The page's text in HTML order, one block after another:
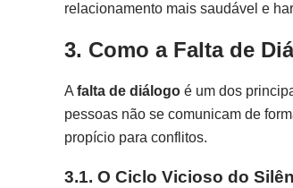
relacionamento mais saudável e
3. Como a Falta de
A falta de diálogo é um dos
pessoas não se comunicam de
propício para conflitos.
3.1. O Ciclo Vicioso do